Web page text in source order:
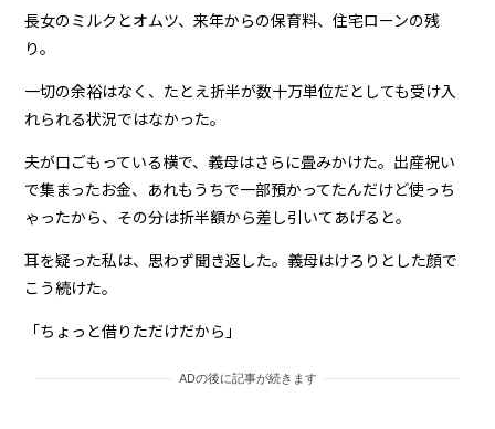
長女のミルクとオムツ、来年からの保育料、住宅ローンの残
り。
一切の余裕はなく、たとえ折半が数十万単位だとしても受け入
れられる状況ではなかった。
夫が口ごもっている横で、義母はさらに畳みかけた。出産祝い
で集まったお金、あれもうちで一部預かってたんだけど使っち
ゃったから、その分は折半額から差し引いてあげると。
耳を疑った私は、思わず聞き返した。義母はけろりとした顔で
こう続けた。
「ちょっと借りただけだから」
ADの後に記事が続きます